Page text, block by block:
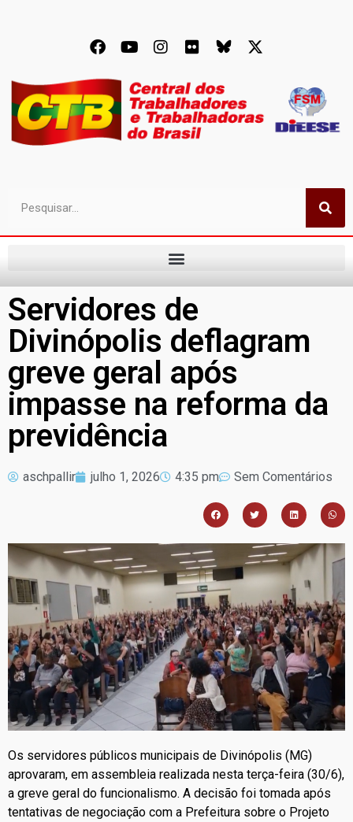
Servidores de
Divinópolis deflagram
greve geral após
impasse na reforma da
previdência
aschpallir julho 1, 2026 4:35 pm Sem Comentários
Os servidores públicos municipais de Divinópolis (MG)
aprovaram, em assembleia realizada nesta terça-feira (30/6),
a greve geral do funcionalismo. A decisão foi tomada após
tentativas de negociação com a Prefeitura sobre o Projeto